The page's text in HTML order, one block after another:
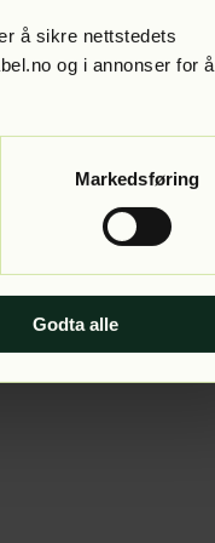
å sikre nettstedets
og i annonser for å
Markedsføring
Godta alle